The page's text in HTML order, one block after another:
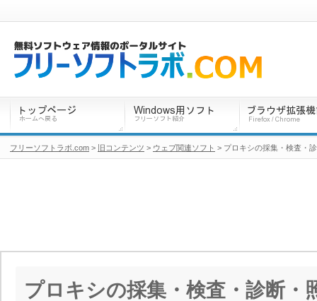
プロキシの採集・検査・診断・
フリーソフトラボ.com > 旧コンテンツ > ウェブ関連ソフト > プロキシの採集・検査・